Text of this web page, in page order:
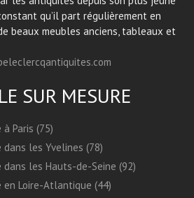
qu’il part régulièrement en
beaux meubles anciens, tableaux et
SUR MESURE
Paris (75)
les Yvelines (78)
les Hauts-de-Seine (92)
Loire-Atlantique (44)